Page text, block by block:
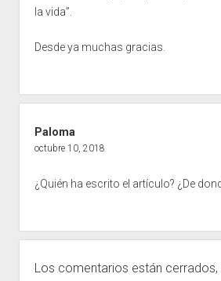
la vida”.
Desde ya muchas gracias.
Paloma
octubre 10, 2018
¿Quién ha escrito el artículo? ¿De
Los comentarios están cerrados,